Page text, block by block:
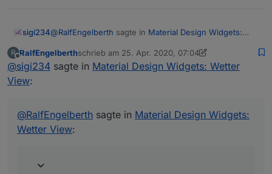
sigi234@RalfEngelberth sagte in Material Design Widgets:
Hat keiner eine Lösung?
https://github.com/Scrounger/ioBroker.vis-
materialdesign/tree/master/examples/Weather
R
Offline
RalfEngelberthschrieb am 25. Apr. 2020, 07:04
zuletzt editiert von Negalein
@sigi234 sagte in Material Design Widgets: Wetter
View:
@RalfEngelberth sagte in Material Design Widgets:
Wetter View: